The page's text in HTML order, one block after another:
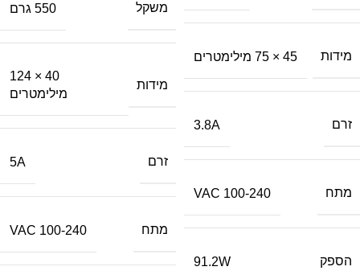
מידות 45 × 75 מילימטרים
זרם 3.8A
מתח 100-240 VAC
הספק 91.2W
משקל 550 גרם
מידות
40 × 124
מילימטרים
זרם 5A
מתח 100-240 VAC